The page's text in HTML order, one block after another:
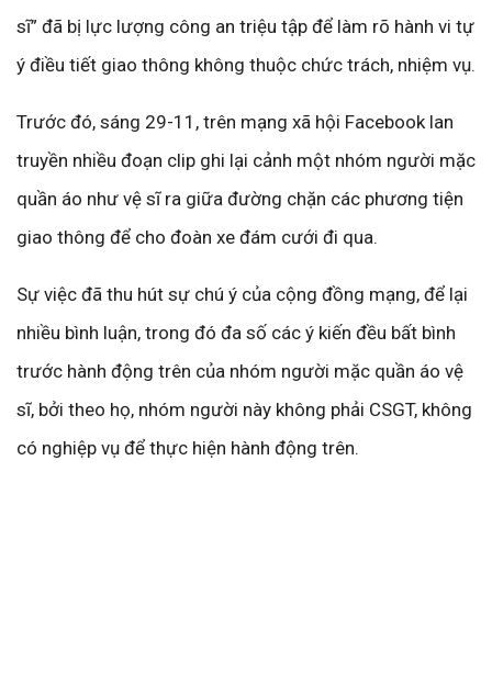
sĩ” đã bị lực lượng công an triệu tập để làm rõ hành vi tự
ý điều tiết giao thông không thuộc chức trách, nhiệm vụ.
Trước đó, sáng 29-11, trên mạng xã hội Facebook lan
truyền nhiều đoạn clip ghi lại cảnh một nhóm người mặc
quần áo như vệ sĩ ra giữa đường chặn các phương tiện
giao thông để cho đoàn xe đám cưới đi qua.
Sự việc đã thu hút sự chú ý của cộng đồng mạng, để lại
nhiều bình luận, trong đó đa số các ý kiến đều bất bình
trước hành động trên của nhóm người mặc quần áo vệ
sĩ, bởi theo họ, nhóm người này không phải CSGT, không
có nghiệp vụ để thực hiện hành động trên.